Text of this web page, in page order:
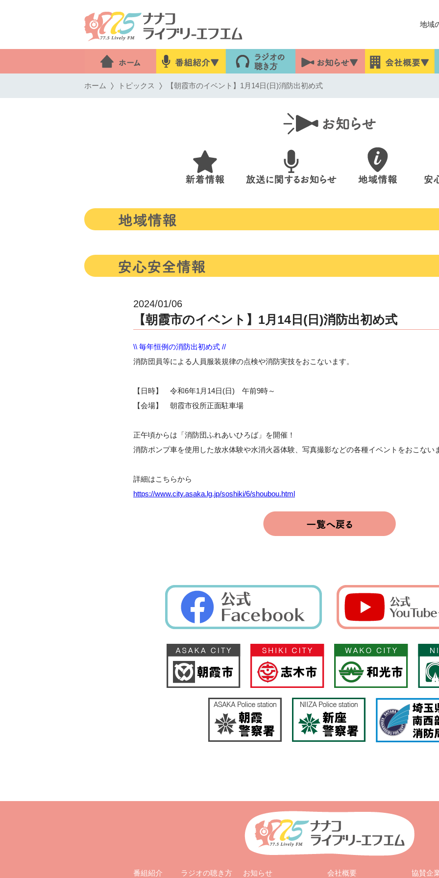
地域
ホーム トピックス 【朝霞市のイベント】1月14日(日)消防出初め式
2024/01/06
【朝霞市のイベント】1月14日(日)消防出初め式
\\ 毎年恒例の消防出初め式 //
消防団員等による人員服装規律の点検や消防実技をおこないます。
【日時】 令和6年1月14日(日) 午前9時～
【会場】 朝霞市役所正面駐車場
正午頃からは「消防団ふれあいひろば」を開催！
消防ポンプ車を使用した放水体験や水消火器体験、写真撮影などの各種イベントをおこない
詳細はこちらから
https://www.city.asaka.lg.jp/soshiki/6/shoubou.html
番組紹介 ラジオの聴き方 お知らせ 会社概要 協賛企